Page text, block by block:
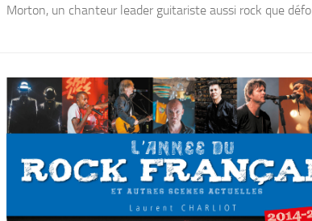
Morton, un chanteur leader guitariste aussi rock que